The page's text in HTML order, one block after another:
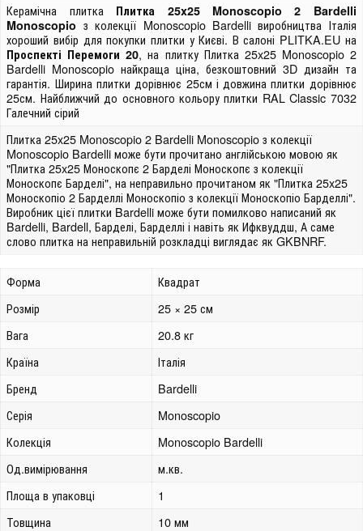
Керамічна плитка Плитка 25x25 Monoscopio 2 Bardelli
Monoscopio з колекції Monoscopio Bardelli виробництва Італія
хороший вибір для покупки плитки у Києві. В салоні PLITKA.EU на
Проспекті Перемоги 20, на плитку Плитка 25x25 Monoscopio 2
Bardelli Monoscopio найкраща ціна, безкоштовний 3D дизайн та
гарантія. Ширина плитки дорівнює 25см і довжина плитки дорівнює
25см. Найближчий до основного кольору плитки RAL Classic 7032
Галечний сірий
Плитка 25x25 Monoscopio 2 Bardelli Monoscopio з колекції
Monoscopio Bardelli може бути прочитано англійською мовою як
"Плитка 25x25 Моноскопє 2 Барделі Моноскопє з колекції
Моноскопє Барделі", на неправильно прочитаном як "Плитка 25x25
Моноскопіо 2 Барделлі Моноскопіо з колекції Моноскопіо Барделлі".
Виробник цієї плитки Bardelli може бути помилково написаний як
Bardelli, Bardell, Барделі, Барделлі і навіть як Ифквуддш, А саме
слово плитка на неправильній розкладці виглядає як GKBNRF.
Форма
Квадрат
Розмір
25 × 25 см
Вага
20.8 кг
Країна
Італія
Бренд
Bardelli
Серія
Monoscopio
Колекція
Monoscopio Bardelli
Од.вимірювання
м.кв.
Площа в упаковці
1
Товщина
10 мм